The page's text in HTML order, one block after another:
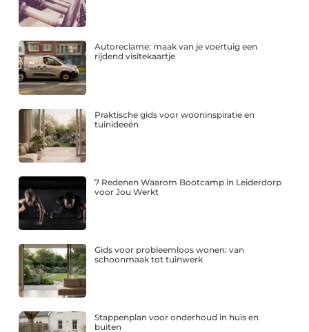
Autoreclame: maak van je voertuig een
rijdend visitekaartje
Praktische gids voor wooninspiratie en
tuinideeën
7 Redenen Waarom Bootcamp in Leiderdorp
voor Jou Werkt
Gids voor probleemloos wonen: van
schoonmaak tot tuinwerk
Stappenplan voor onderhoud in huis en
buiten